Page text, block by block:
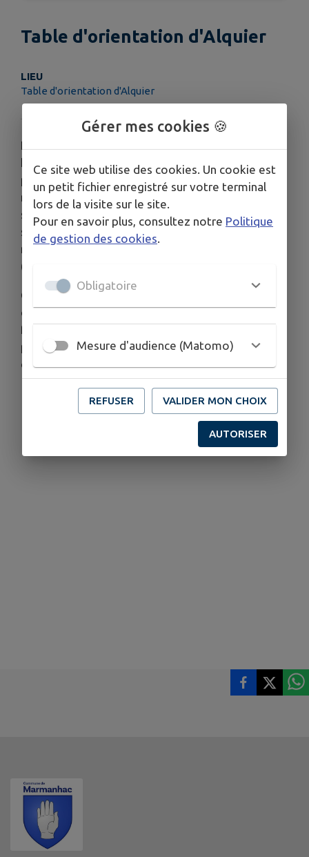
Table d'orientation d'Alquier
LIEU
Table d'orientation d'Alquier
La table d'orientation d'Alquier, située sur les
hauteurs de Marmanhac, est un incontournable
pour les amateurs de paysages. Perchée à 977
mètres d'altitude, elle offre une vue imprenable
sur les monts du Cantal, notamment les puys, qui
se dévoilent majestueusement après une courte
marche depuis un petit parking situé à proximité
(200m).
Grâce à ses indications, les sommets et points
d'intérêts qui composent le panorama sont
facilement identifiables. L'accès y est aisé et
possible toute l'année, ce qui en fait une
destination idéale pour les familles.
Gérer mes cookies 🍪
Ce site web utilise des cookies. Un cookie est
un petit fichier enregistré sur votre terminal
lors de la visite sur le site.
Pour en savoir plus, consultez notre Politique
de gestion des cookies
Obligatoire
Mesure d'audience (Matomo)
REFUSER VALIDER MON CHOIX
AUTORISER